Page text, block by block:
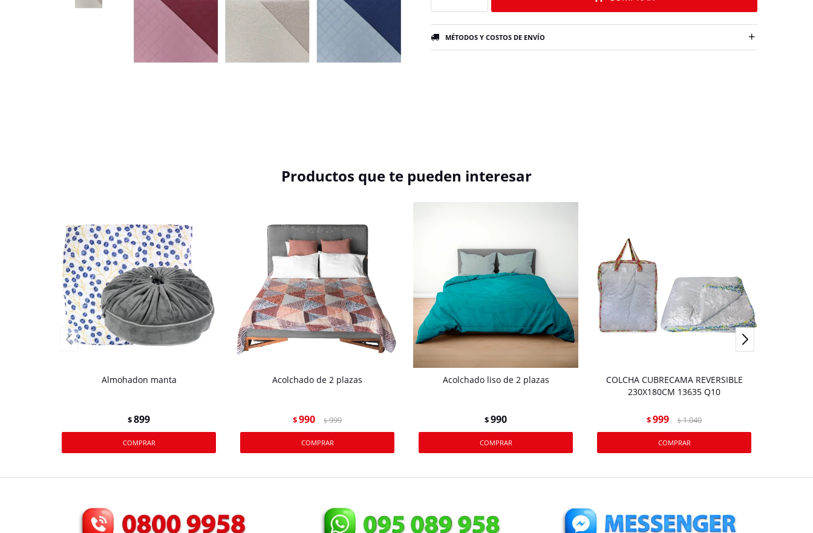
MÉTODOS Y COSTOS DE ENVÍO
Productos que te pueden interesar
Almohadon manta
$899
Acolchado de 2 plazas
$990 $ 999
Acolchado liso de 2 plazas
$990
COLCHA CUBRECAMA REVERSIBLE
230X180CM 13635 Q10
$999 $ 1.040